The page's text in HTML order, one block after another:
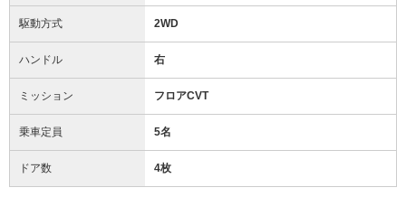
駆動方式 2WD
ハンドル 右
ミッション フロアCVT
乗車定員 5名
ドア数 4枚